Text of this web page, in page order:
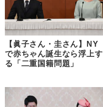
【眞子さん・圭さん】NY
で赤ちゃん誕生なら浮上す
る「二重国籍問題」